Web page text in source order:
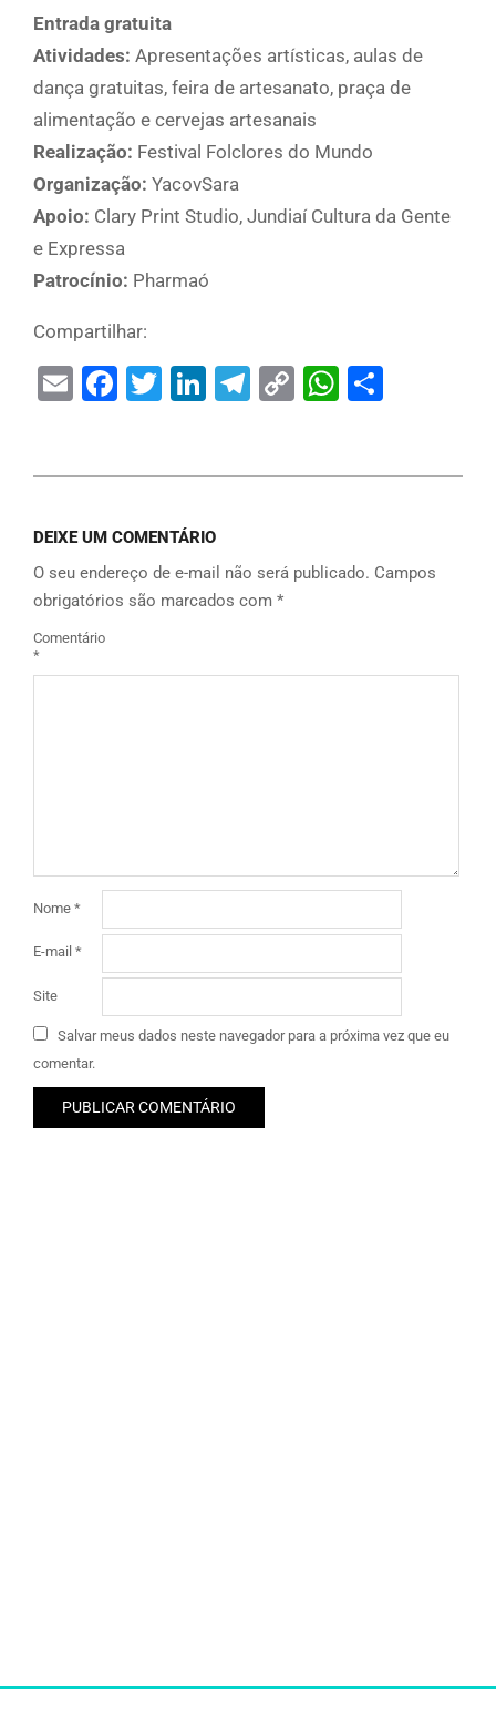
Entrada gratuita
Atividades: Apresentações artísticas, aulas de
dança gratuitas, feira de artesanato, praça de
alimentação e cervejas artesanais
Realização: Festival Folclores do Mundo
Organização: YacovSara
Apoio: Clary Print Studio, Jundiaí Cultura da Gente
e Expressa
Patrocínio: Pharmaó
Compartilhar:
EmailFacebook
Twitter
LinkedIn
Telegram
Copy
DEIXE UM COMENTÁRIO
O seu endereço de e-mail não será publicado. Campos
obrigatórios são marcados com *
Comentário
*
Nome *
E-mail *
Site
Salvar meus dados neste navegador para a próxima vez que eu
comentar.